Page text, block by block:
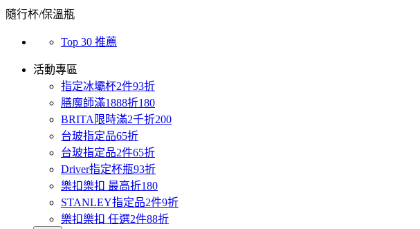
隨行杯/保溫瓶
Top 30 推薦
活動專區
指定冰壩杯2件93折
膳魔師滿1888折180
BRITA限時滿2千折200
台玻指定品65折
台玻指定品2件65折
Driver指定杯瓶93折
樂扣樂扣 最高折180
STANLEY指定品2件9折
樂扣樂扣 任選2件88折